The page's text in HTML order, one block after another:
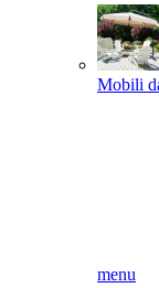
Mobili
menu